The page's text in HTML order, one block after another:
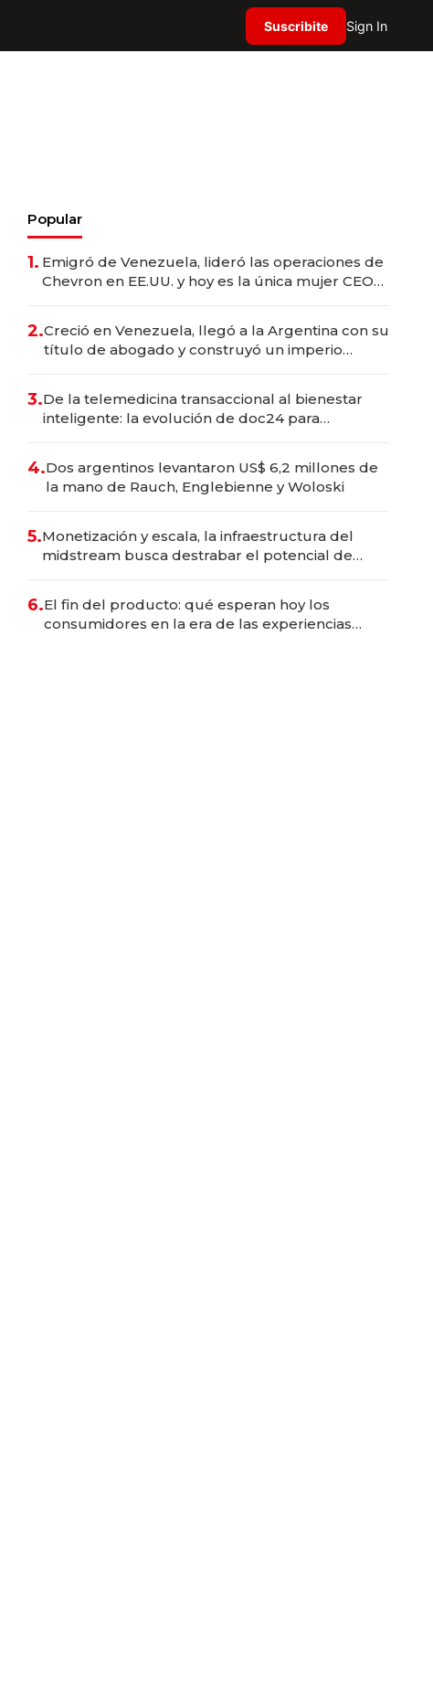
Suscribite Sign In
Popular
1. Emigró de Venezuela, lideró las operaciones de
Chevron en EE.UU. y hoy es la única mujer CEO
2.Creció en Venezuela, llegó a la Argentina con su
título de abogado y construyó un imperio
3.De la telemedicina transaccional al bienestar
inteligente: la evolución de doc24 para
4.Dos argentinos levantaron US$ 6,2 millones de
la mano de Rauch, Englebienne y Woloski
5.Monetización y escala, la infraestructura del
midstream busca destrabar el potencial de
6.El fin del producto: qué esperan hoy los
consumidores en la era de las experiencias